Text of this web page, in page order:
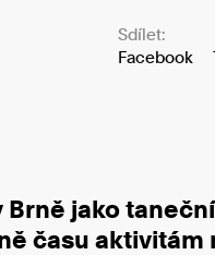
Sdílet:
Facebook
jako
času aktivitám